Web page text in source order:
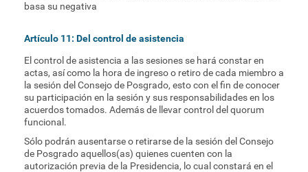
basa su negativa
Artículo 11: Del control de asistencia
El control de asistencia a las sesiones se hará constar en
actas, así como la hora de ingreso o retiro de cada miembro a
la sesión del Consejo de Posgrado, esto con el fin de conocer
su participación en la sesión y sus responsabilidades en los
acuerdos tomados. Además de llevar control del quorum
funcional.
Sólo podrán ausentarse o retirarse de la sesión del Consejo
de Posgrado aquellos(as) quienes cuenten con la
autorización previa de la Presidencia, lo cual constará en el